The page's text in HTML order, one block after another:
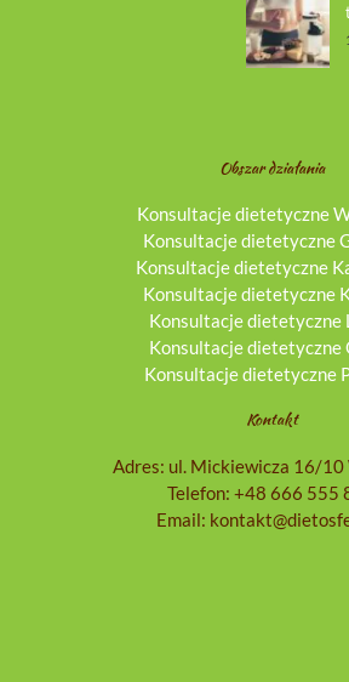
Obszar działania
Konsultacje dietetyczne
Konsultacje dietetyczne
Konsultacje dietetyczne
Konsultacje dietetyczne
Konsultacje dietetyczne
Konsultacje dietetyczne
Konsultacje dietetyczne
Kontakt
Adres: ul. Mickiewicza 16/10
Telefon: +48 666 555
Email: